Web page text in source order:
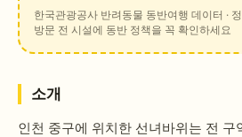
한국관광공사 반려동물 동반여행 데이터 ·
방문 전 시설에 동반 정책을 꼭 확인하세요
소개
인천 중구에 위치한 선녀바위는 전 구